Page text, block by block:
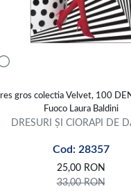
gros colectia Velvet, 100
Fuoco Laura Baldini
DRESURI ȘI CIORAPI DE
Cod: 28357
25,00 RON
33,00RON